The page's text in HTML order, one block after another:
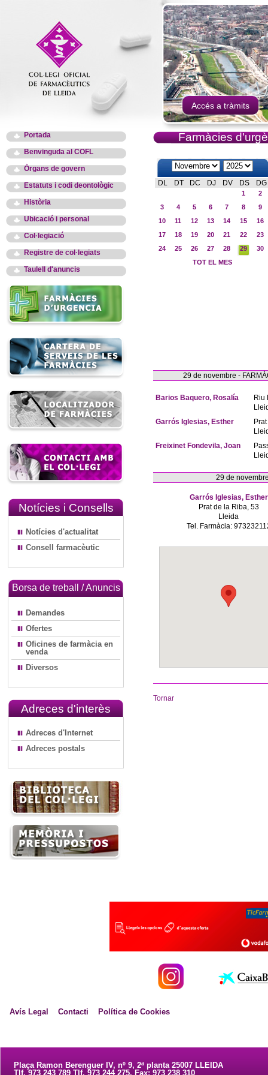
Accés a tràmits
Portada
Benvinguda al COFL
Òrgans de govern
Estatuts i codi deontològic
Història
Ubicació i personal
Col·legiació
Registre de col·legiats
Taulell d'anuncis
Notícies i Consells
Notícies d'actualitat
Consell farmacèutic
Borsa de treball / Anuncis
Demandes
Ofertes
Oficines de farmàcia en
venda
Diversos
Adreces d'interès
Adreces d'Internet
Adreces postals
Farmàcies
DL DT DC DJ DV DS DG
1
2
3
4 5 6 7 8
9
10
11 12 13 14 15
16
17
18 19 20 21 22
23
24
25 26 27 28 29
30
TOT EL MES
29 de novembre -
Barios Baquero, Rosalía
Riu
Garrós Iglesias, Esther
Freixinet Fondevila, Joan
29 de
Garrós Iglesias, Esther
Prat de la Riba, 53
Lleida
Tel. Farmàcia:
Tornar
Avís Legal Contacti Política de Cookies
Plaça Ramon Berenguer IV, nº 9, 2ª planta 25007 LLEIDA
Tlf. 973 243 789 Tlf. 973 244 275. Fax: 973 238 310